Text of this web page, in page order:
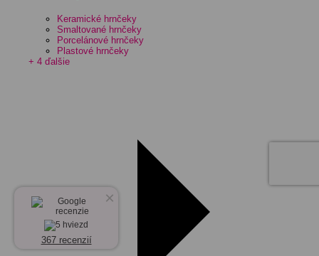
Keramické hrnčeky
Smaltované hrnčeky
Porcelánové hrnčeky
Plastové hrnčeky
+ 4 ďalšie
×
367 recenzií